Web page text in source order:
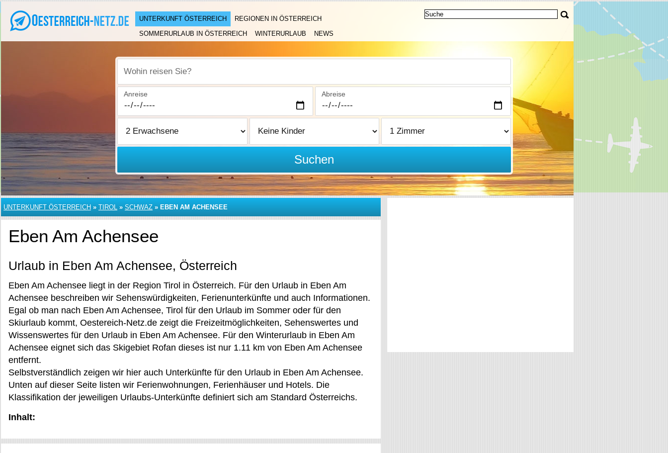
UNTERKUNFT ÖSTERREICH
REGIONEN IN ÖSTERREICH
SOMMERURLAUB IN ÖSTERREICH
WINTERURLAUB NEWS
Wohin reisen Sie?
Anreise Abreise
Suchen
UNTERKUNFT ÖSTERREICH » TIROL » SCHWAZ » EBEN AM ACHENSEE
Eben Am Achensee
Urlaub in Eben Am Achensee, Österreich
Eben Am Achensee liegt in der Region Tirol in Österreich. Für den Urlaub in Eben Am
Achensee beschreiben wir Sehenswürdigkeiten, Ferienunterkünfte und auch Informationen.
Egal ob man nach Eben Am Achensee, Tirol für den Urlaub im Sommer oder für den
Skiurlaub kommt, Oestereich-Netz.de zeigt die Freizeitmöglichkeiten, Sehenswertes und
Wissenswertes für den Urlaub in Eben Am Achensee. Für den Winterurlaub in Eben Am
Achensee eignet sich das Skigebiet Rofan dieses ist nur 1.11 km von Eben Am Achensee
entfernt.
Selbstverständlich zeigen wir hier auch Unterkünfte für den Urlaub in Eben Am Achensee.
Unten auf dieser Seite listen wir Ferienwohnungen, Ferienhäuser und Hotels. Die
Klassifikation der jeweiligen Urlaubs-Unterkünfte definiert sich am Standard Österreichs.
Inhalt: